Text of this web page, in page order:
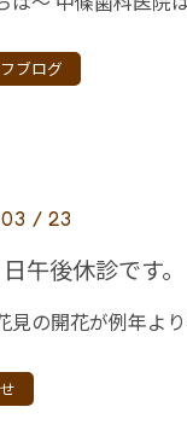
ブログ
/ 23
午後休診です。